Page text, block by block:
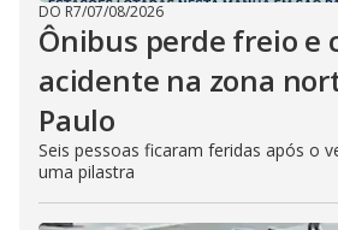
DO R7/07/08/2026
Ônibus perde freio e
acidente na zona
Paulo
Seis pessoas ficaram feridas após o
uma pilastra